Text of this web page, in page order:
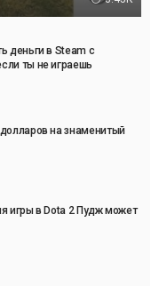
деньги в Steam с
ты не играешь
на знаменитый
игры в Dota 2 Пудж может